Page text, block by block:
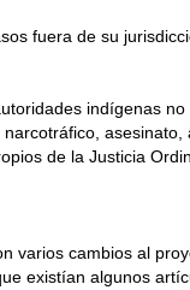
fuera de su
indígenas
de la Justicia
varios cambios al
existían algunos